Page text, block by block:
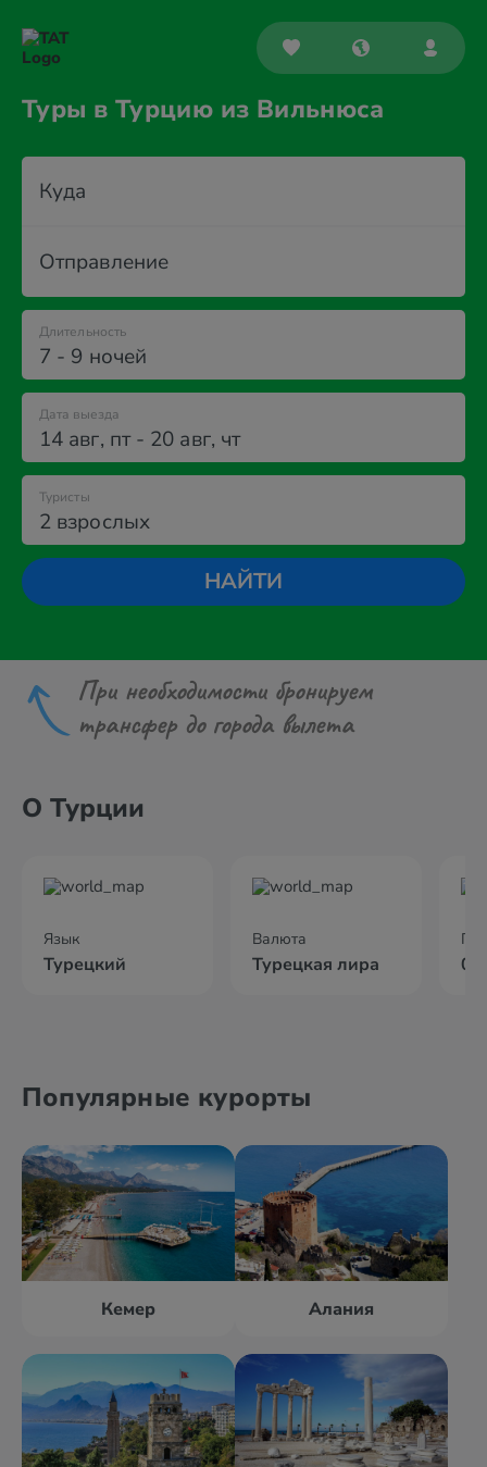
Туры в Турцию из Вильнюса
Куда
Отправление
7 - 9 ночей
Длительность
Дата выезда
14 авг, пт- 20 авг, чт
2 взрослых
Туристы
НАЙТИ
При необходимости бронируем
трансфер до города вылета
О Турции
Язык
Турецкий
Валюта
Турецкая лира
Популярные курорты
Кемер Алания